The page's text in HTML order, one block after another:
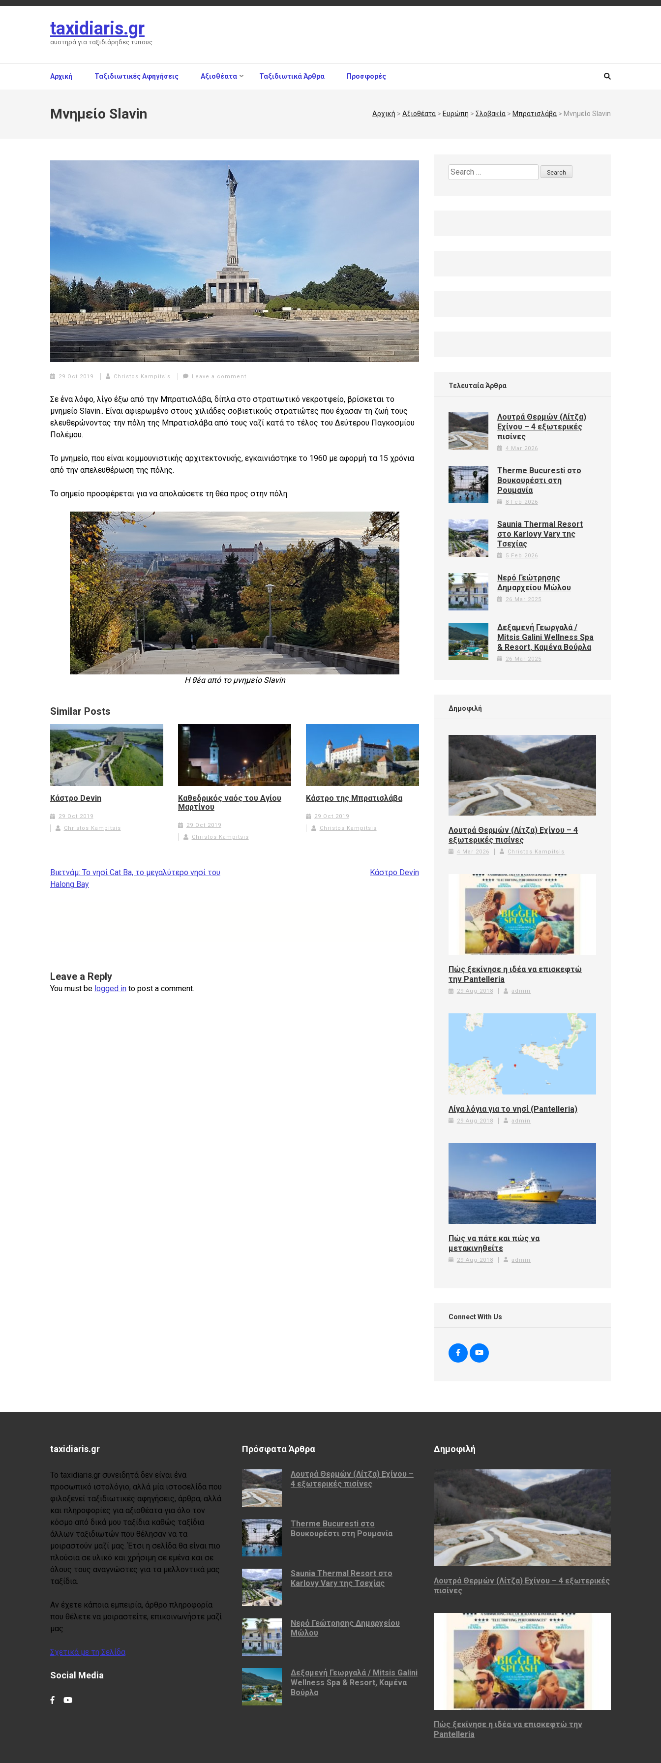
Skip
taxidiaris.gr
αυστηρά για ταξιδιάρηδες τύπους
Αρχική Ταξιδιωτικές Αφηγήσεις Αξιοθέατα Ταξιδιωτικά Άρθρα Προσφορές
Μνημείο Slavin Αρχική > Αξιοθέατα > Ευρώπη > Σλοβακία > Μπρατισλάβα > Μνημείο Slavin
29 Oct 2019 Christos Kampitsis Leave a comment
Σε ένα λόφο, λίγο έξω από την Μπρατισλάβα, δίπλα στο στρατιωτικό νεκροτφείο, βρίσκεται το
μνημείο Slavin.. Είναι αφιερωμένο στους χιλιάδες σοβιετικούς στρατιώτες που έχασαν τη ζωή τους
ελευθερώνοντας την πόλη της Μπρατισλάβα από τους ναζί κατά το τέλος του Δεύτερου Παγκοσμίου
Πολέμου.
Το μνημείο, που είναι κομμουνιστικής αρχιτεκτονικής, εγκαινιάστηκε το 1960 με αφορμή τα 15 χρόνια
από την απελευθέρωση της πόλης.
Το σημείο προσφέρεται για να απολαύσετε τη θέα προς στην πόλη
Η θέα από το μνημείο Slavin
Similar Posts
Κάστρο Devin
29 Oct 2019
Christos Kampitsis
Καθεδρικός ναός του Αγίου
Μαρτίνου
29 Oct 2019
Christos Kampitsis
Κάστρο της Μπρατισλάβα
29 Oct 2019
Christos Kampitsis
Post
navigation
Βιετνάμ: Το νησί Cat Ba, το μεγαλύτερο νησί του
Halong Bay
Κάστρο Devin
Leave a Reply
You must be logged in to post a comment.
Search
for:
Τελευταία Άρθρα
Λουτρά Θερμών (Λίτζα)
Εχίνου – 4 εξωτερικές
πισίνες
4 Mar 2026
Therme Bucuresti στο
Βουκουρέστι στη
Ρουμανία
8 Feb 2026
Saunia Thermal Resort
στο Karlovy Vary της
Τσεχίας
5 Feb 2026
Νερό Γεώτρησης
Δημαρχείου Μώλου
26 Mar 2025
Δεξαμενή Γεωργαλά /
Mitsis Galini Wellness Spa
& Resort, Καμένα Βούρλα
26 Mar 2025
Δημοφιλή
Λουτρά Θερμών (Λίτζα) Εχίνου – 4
εξωτερικές πισίνες
4 Mar 2026 Christos Kampitsis
Πώς ξεκίνησε η ιδέα να επισκεφτώ
την Pantelleria
29 Aug 2018 admin
Λίγα λόγια για το νησί (Pantelleria)
29 Aug 2018 admin
Πώς να πάτε και πώς να
μετακινηθείτε
29 Aug 2018 admin
Connect With Us
taxidiaris.gr
Το taxidiaris.gr συνειδητά δεν είναι ένα
προσωπικό ιστολόγιο, αλλά μία ιστοσελίδα που
φιλοξενεί ταξιδιωτικές αφηγήσεις, άρθρα, αλλά
και πληροφορίες για αξιοθέατα για όλο τον
κόσμο από δικά μου ταξίδια καθώς ταξίδια
άλλων ταξιδιωτών που θέλησαν να τα
μοιραστούν μαζί μας. Έτσι η σελίδα θα είναι πιο
πλούσια σε υλικό και χρήσιμη σε εμένα και σε
όλους τους αναγνώστες για τα μελλοντικά μας
ταξίδια.
Αν έχετε κάποια εμπειρία, άρθρο πληροφορία
που θέλετε να μοιραστείτε, επικοινωνήστε μαζί
μας
Σχετικά με τη Σελίδα
Social Media
Πρόσφατα Άρθρα
Λουτρά Θερμών (Λίτζα) Εχίνου –
4 εξωτερικές πισίνες
Therme Bucuresti στο
Βουκουρέστι στη Ρουμανία
Saunia Thermal Resort στο
Karlovy Vary της Τσεχίας
Νερό Γεώτρησης Δημαρχείου
Μώλου
Δεξαμενή Γεωργαλά / Mitsis Galini
Wellness Spa & Resort, Καμένα
Βούρλα
Δημοφιλή
Λουτρά Θερμών (Λίτζα) Εχίνου – 4 εξωτερικές
πισίνες
Πώς ξεκίνησε η ιδέα να επισκεφτώ την
Pantelleria